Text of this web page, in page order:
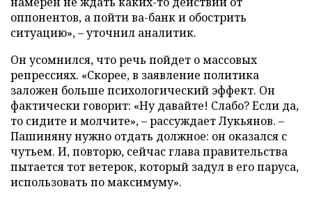
оппонентов, а пойти ва-банк и обострить
ситуацию», – уточнил аналитик.
Он усомнился, что речь пойдет о массовых
репрессиях. «Скорее, в заявление политика
заложен больше психологический эффект. Он
фактически говорит: «Ну давайте! Слабо? Если да,
то сидите и молчите», – рассуждает Лукьянов. –
Пашиняну нужно отдать должное: он оказался с
чутьем. И, повторю, сейчас глава правительства
пытается тот ветерок, который задул в его паруса,
использовать по максимуму».